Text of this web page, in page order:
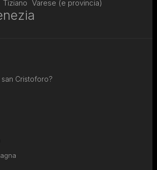
Tiziano Varese (e provincia)
Cristoforo?